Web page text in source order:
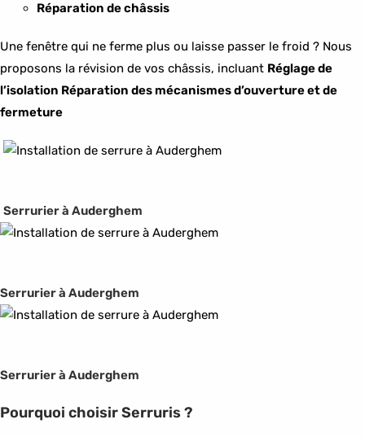
Réparation de châssis
Une fenêtre qui ne ferme plus ou laisse passer le froid ? Nous
proposons la révision de vos châssis, incluant Réglage de
l’isolation Réparation des mécanismes d’ouverture et de
fermeture
Serrurier à Auderghem
Serrurier à Auderghem
Serrurier à Auderghem
Pourquoi choisir Serruris ?